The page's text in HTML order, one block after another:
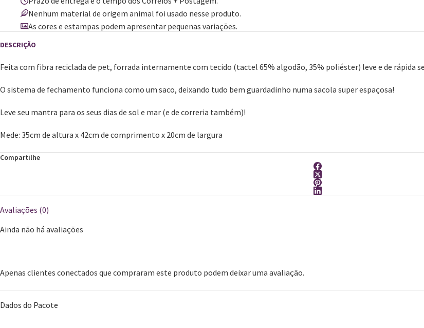
Nenhum material de origem animal foi usado nesse produto.
As cores e estampas podem apresentar pequenas variações.
Feita com fibra reciclada de pet, forrada internamente com tecido (tactel 65% algodão, 35% poliéster) leve e de rápida
O sistema de fechamento funciona como um saco, deixando tudo bem guardadinho numa sacola super espaçosa!
Leve seu mantra para os seus dias de sol e mar (e de correria também)!
​Mede: 35cm de altura x 42cm de comprimento x 20cm de largura
Compartilhe
Avaliações (0)
Ainda não há avaliações
Apenas clientes conectados que compraram este produto podem deixar uma avaliação.
Dados do Pacote